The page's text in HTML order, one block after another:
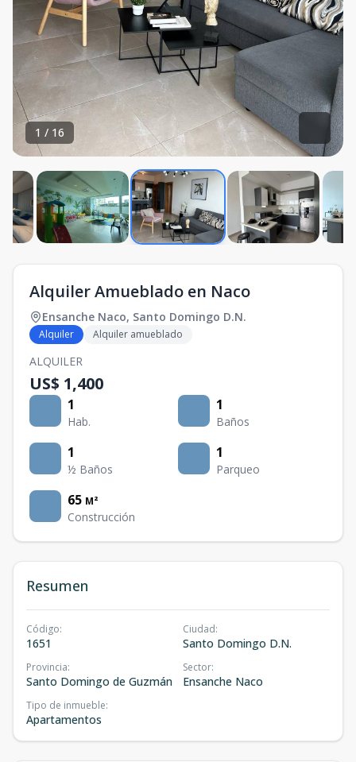
1 / 16
Alquiler Amueblado en Naco
Ensanche Naco, Santo Domingo D.N.
Alquiler Alquiler amueblado
ALQUILER
US$ 1,400
1
Hab.
1
Baños
1
½ Baños
1
Parqueo
65 M²
Construcción
Resumen
Código:
1651
Ciudad:
Santo Domingo D.N.
Provincia:
Santo Domingo de Guzmán
Sector:
Ensanche Naco
Tipo de inmueble:
Apartamentos